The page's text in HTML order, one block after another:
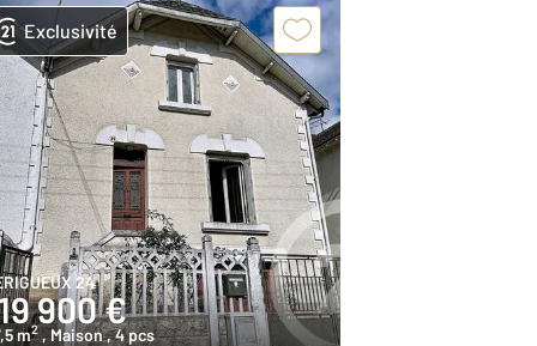
Exclusivité
24
900 €
m2 , Maison, 4 pcs